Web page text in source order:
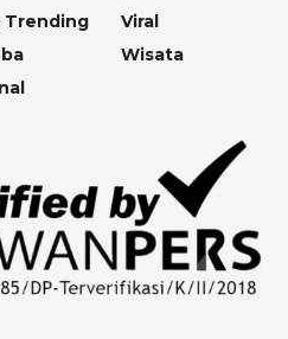
Trending
Viral
Wisata